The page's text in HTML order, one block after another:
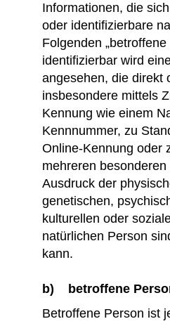
Informationen, die
oder identifizierbare
Folgenden
identifizierbar wird
angesehen, die direkt
insbesondere mittels
Kennung wie einem
Kennnummer, zu
Online-Kennung oder
mehreren
Ausdruck der
genetischen,
kulturellen oder
natürlichen Person
kann.
b) betroffene
Betroffene Person ist